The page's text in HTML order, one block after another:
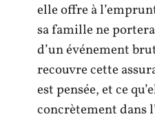
elle offre à
sa famille ne
d’un événement
recouvre cette
est pensée, et ce
concrètement dans